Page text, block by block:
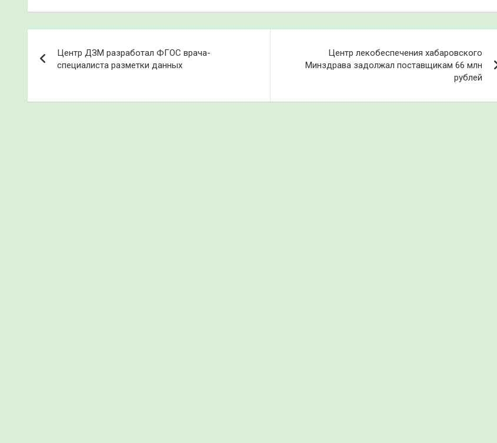
по
Центр ДЗМ разработал ФГОС врача-
специалиста разметки данных
Центр лекобеспечения хабаровского
Минздрава задолжал поставщикам 66 млн
рублей